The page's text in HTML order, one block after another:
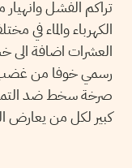
تراكم الفشل
الكهرباء والماء في
العشرات اضافة الى
رسمي خوفا من غضب
صرخة سخط ضد
كبير لكل من يعارض